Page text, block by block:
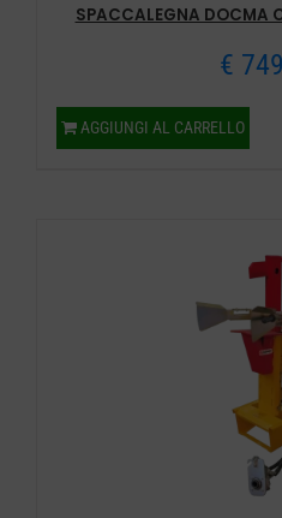
SPACCALEGNA DOCMA
€
AGGIUNGI AL CARRELLO